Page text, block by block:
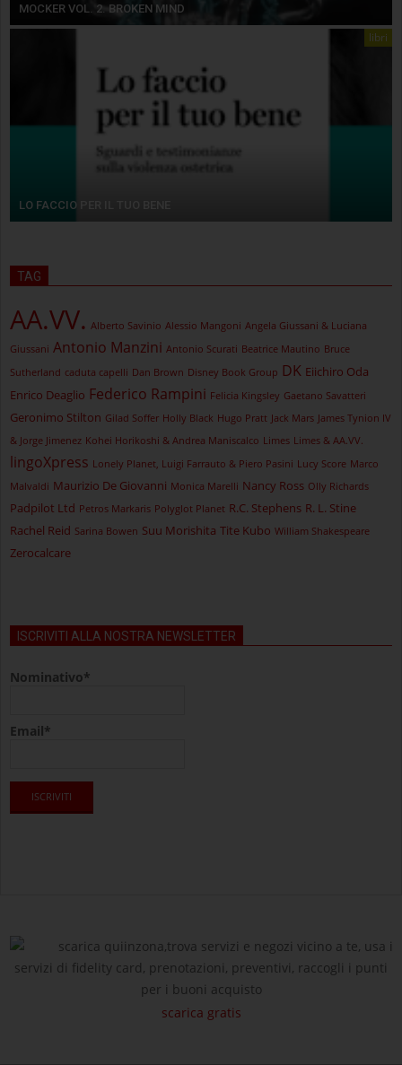
MOCKER VOL. 2. BROKEN MIND
libri
LO FACCIO PER IL TUO BENE
TAG
AA.VV. Alberto Savinio Alessio Mangoni Angela Giussani & Luciana
Giussani Antonio Manzini Antonio Scurati Beatrice Mautino Bruce
Sutherland caduta capelli Dan Brown Disney Book Group DK Eiichiro Oda
Enrico Deaglio Federico Rampini Felicia Kingsley Gaetano Savatteri
Geronimo Stilton Gilad Soffer Holly Black Hugo Pratt Jack Mars James Tynion IV
& Jorge Jimenez Kohei Horikoshi & Andrea Maniscalco Limes Limes & AA.VV.
lingoXpress Lonely Planet, Luigi Farrauto & Piero Pasini Lucy Score Marco
Malvaldi Maurizio De Giovanni Monica Marelli Nancy Ross Olly Richards
Padpilot Ltd Petros Markaris Polyglot Planet R.C. Stephens R. L. Stine
Rachel Reid Sarina Bowen Suu Morishita Tite Kubo William Shakespeare
Zerocalcare
ISCRIVITI ALLA NOSTRA NEWSLETTER
Nominativo*
Email*
scarica quiinzona,trova servizi e negozi vicino a te, usa i
servizi di fidelity card, prenotazioni, preventivi, raccogli i punti
per i buoni acquisto
scarica gratis